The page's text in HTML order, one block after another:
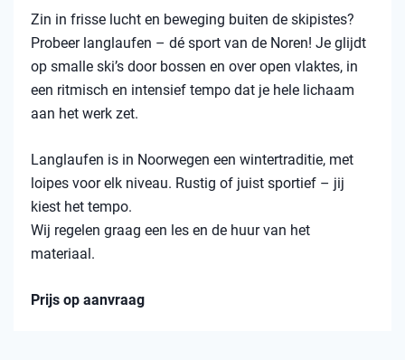
Zin in frisse lucht en beweging buiten de skipistes?
Probeer langlaufen – dé sport van de Noren! Je glijdt
op smalle ski’s door bossen en over open vlaktes, in
een ritmisch en intensief tempo dat je hele lichaam
aan het werk zet.
Langlaufen is in Noorwegen een wintertraditie, met
loipes voor elk niveau. Rustig of juist sportief – jij
kiest het tempo.
Wij regelen graag een les en de huur van het
materiaal.
Prijs op aanvraag